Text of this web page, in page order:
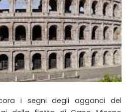
i segni degli agganci del